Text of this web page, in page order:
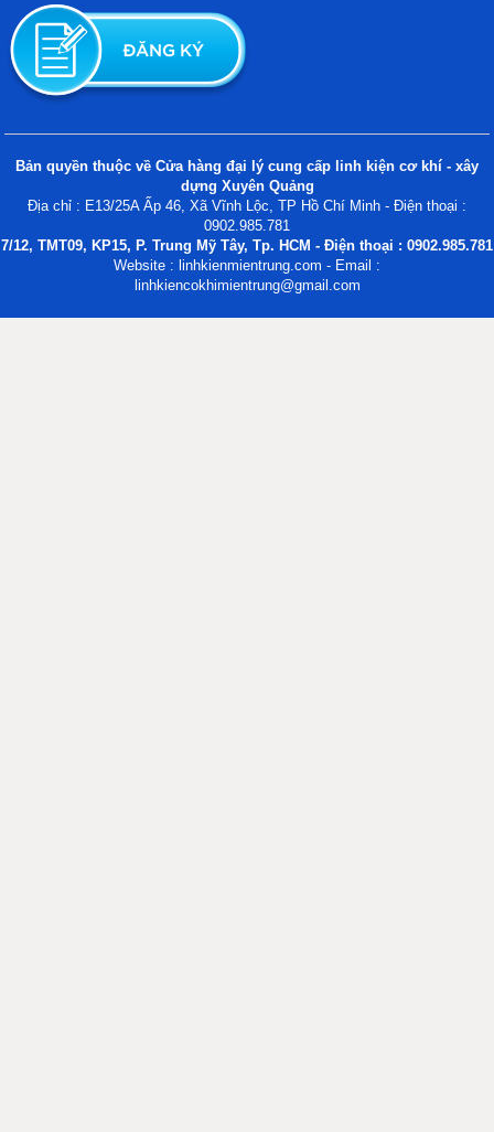
Bản quyền thuộc về Cửa hàng đại lý cung cấp linh kiện cơ khí - xây
dựng Xuyên Quảng
Địa chỉ : E13/25A Ấp 46, Xã Vĩnh Lộc, TP Hồ Chí Minh - Điện thoại :
0902.985.781
7/12, TMT09, KP15, P. Trung Mỹ Tây, Tp. HCM - Điện thoại : 0902.985.781
Website : linhkienmientrung.com - Email :
linhkiencokhimientrung@gmail.com